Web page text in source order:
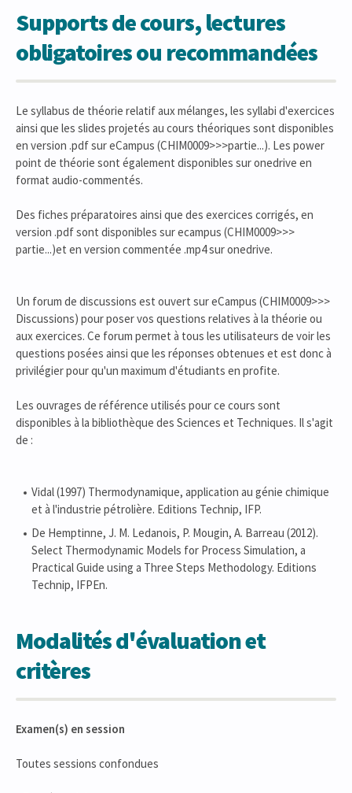
Supports de cours, lectures
obligatoires ou recommandées
Le syllabus de théorie relatif aux mélanges, les syllabi d'exercices
ainsi que les slides projetés au cours théoriques sont disponibles
en version .pdf sur eCampus (CHIM0009>>>partie...). Les power
point de théorie sont également disponibles sur onedrive en
format audio-commentés.
Des fiches préparatoires ainsi que des exercices corrigés, en
version .pdf sont disponibles sur ecampus (CHIM0009>>>
partie...)et en version commentée .mp4 sur onedrive.
Un forum de discussions est ouvert sur eCampus (CHIM0009>>>
Discussions) pour poser vos questions relatives à la théorie ou
aux exercices. Ce forum permet à tous les utilisateurs de voir les
questions posées ainsi que les réponses obtenues et est donc à
privilégier pour qu'un maximum d'étudiants en profite.
Les ouvrages de référence utilisés pour ce cours sont
disponibles à la bibliothèque des Sciences et Techniques. Il s'agit
de :
Vidal (1997) Thermodynamique, application au génie chimique
et à l'industrie pétrolière. Editions Technip, IFP.
De Hemptinne, J. M. Ledanois, P. Mougin, A. Barreau (2012).
Select Thermodynamic Models for Process Simulation, a
Practical Guide using a Three Steps Methodology. Editions
Technip, IFPEn.
Modalités d'évaluation et
critères
Examen(s) en session
Toutes sessions confondues